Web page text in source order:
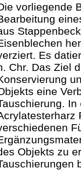
vorliegende
Es
Chr. Das Ziel
eine
Objekts zu